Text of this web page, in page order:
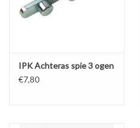
IPK Achteras spie 3 ogen
€7,80